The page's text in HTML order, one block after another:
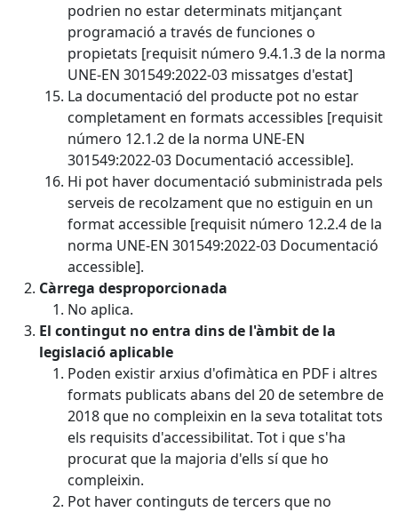
podrien no estar determinats mitjançant
programació a través de funciones o
propietats [requisit número 9.4.1.3 de la norma
UNE-EN 301549:2022-03 missatges d'estat]
La documentació del producte pot no estar
completament en formats accessibles [requisit
número 12.1.2 de la norma UNE-EN
301549:2022-03 Documentació accessible].
Hi pot haver documentació subministrada pels
serveis de recolzament que no estiguin en un
format accessible [requisit número 12.2.4 de la
norma UNE-EN 301549:2022-03 Documentació
accessible].
Càrrega desproporcionada
No aplica.
El contingut no entra dins de l'àmbit de la
legislació aplicable
Poden existir arxius d'ofimàtica en PDF i altres
formats publicats abans del 20 de setembre de
2018 que no compleixin en la seva totalitat tots
els requisits d'accessibilitat. Tot i que s'ha
procurat que la majoria d'ells sí que ho
compleixin.
Pot haver continguts de tercers que no